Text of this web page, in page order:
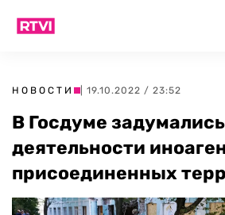
НОВОСТИ | 19.10.2022 / 23:52
В Госдуме
деятельности
присоединенных